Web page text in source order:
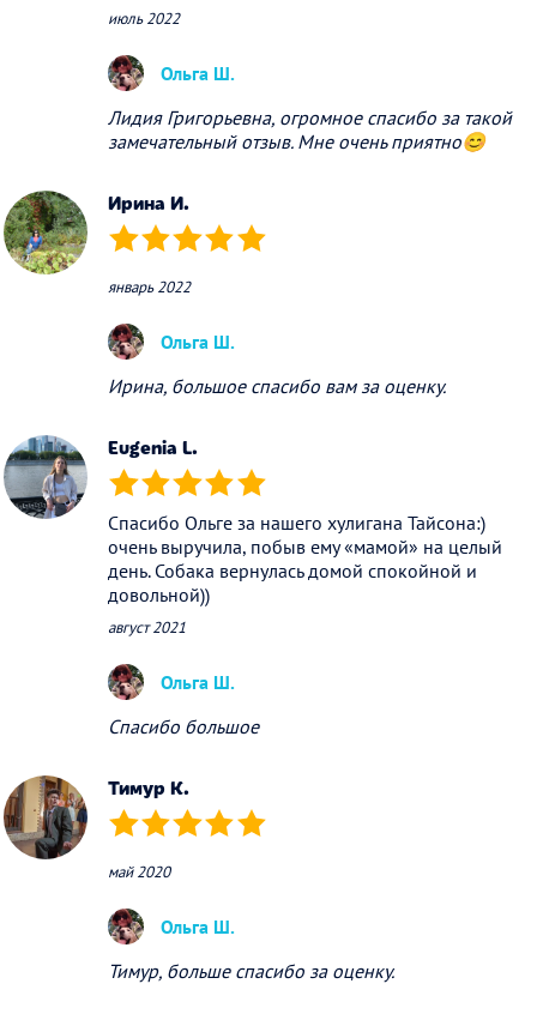
июль 2022
Ольга Ш.
Лидия Григорьевна, огромное спасибо за такой
замечательный отзыв. Мне очень приятно😊
Ирина И.
(*) (*) (*) (*) (*)
январь 2022
Ольга Ш.
Ирина, большое спасибо вам за оценку.
Eugenia L.
(*) (*) (*) (*) (*)
Спасибо Ольге за нашего хулигана Тайсона:)
очень выручила, побыв ему «мамой» на целый
день. Собака вернулась домой спокойной и
довольной))
август 2021
Ольга Ш.
Спасибо большое
Тимур К.
(*) (*) (*) (*) (*)
май 2020
Ольга Ш.
Тимур, больше спасибо за оценку.